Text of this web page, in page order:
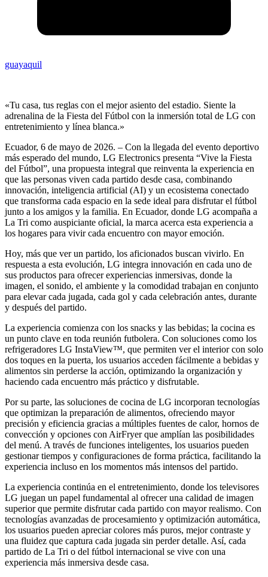
guayaquil
«Tu casa, tus reglas con el mejor asiento del estadio. Siente la
adrenalina de la Fiesta del Fútbol con la inmersión total de LG con
entretenimiento y línea blanca.»
Ecuador, 6 de mayo de 2026. – Con la llegada del evento deportivo
más esperado del mundo, LG Electronics presenta “Vive la Fiesta
del Fútbol”, una propuesta integral que reinventa la experiencia en
que las personas viven cada partido desde casa, combinando
innovación, inteligencia artificial (AI) y un ecosistema conectado
que transforma cada espacio en la sede ideal para disfrutar el fútbol
junto a los amigos y la familia. En Ecuador, donde LG acompaña a
La Tri como auspiciante oficial, la marca acerca esta experiencia a
los hogares para vivir cada encuentro con mayor emoción.
Hoy, más que ver un partido, los aficionados buscan vivirlo. En
respuesta a esta evolución, LG integra innovación en cada uno de
sus productos para ofrecer experiencias inmersivas, donde la
imagen, el sonido, el ambiente y la comodidad trabajan en conjunto
para elevar cada jugada, cada gol y cada celebración antes, durante
y después del partido.
La experiencia comienza con los snacks y las bebidas; la cocina es
un punto clave en toda reunión futbolera. Con soluciones como los
refrigeradores LG InstaView™, que permiten ver el interior con solo
dos toques en la puerta, los usuarios acceden fácilmente a bebidas y
alimentos sin perderse la acción, optimizando la organización y
haciendo cada encuentro más práctico y disfrutable.
Por su parte, las soluciones de cocina de LG incorporan tecnologías
que optimizan la preparación de alimentos, ofreciendo mayor
precisión y eficiencia gracias a múltiples fuentes de calor, hornos de
convección y opciones con AirFryer que amplían las posibilidades
del menú. A través de funciones inteligentes, los usuarios pueden
gestionar tiempos y configuraciones de forma práctica, facilitando la
experiencia incluso en los momentos más intensos del partido.
La experiencia continúa en el entretenimiento, donde los televisores
LG juegan un papel fundamental al ofrecer una calidad de imagen
superior que permite disfrutar cada partido con mayor realismo. Con
tecnologías avanzadas de procesamiento y optimización automática,
los usuarios pueden apreciar colores más puros, mejor contraste y
una fluidez que captura cada jugada sin perder detalle. Así, cada
partido de La Tri o del fútbol internacional se vive con una
experiencia más inmersiva desde casa.